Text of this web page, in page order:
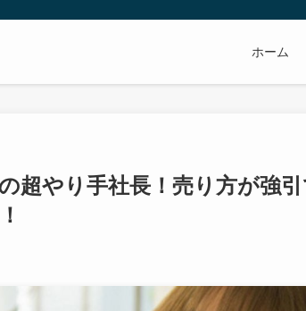
ホーム
超やり手社長！売り方が強